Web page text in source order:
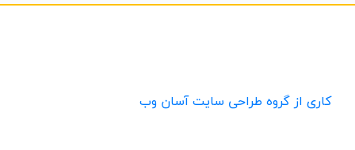
کاری از گروه طراحی سایت آسان وب